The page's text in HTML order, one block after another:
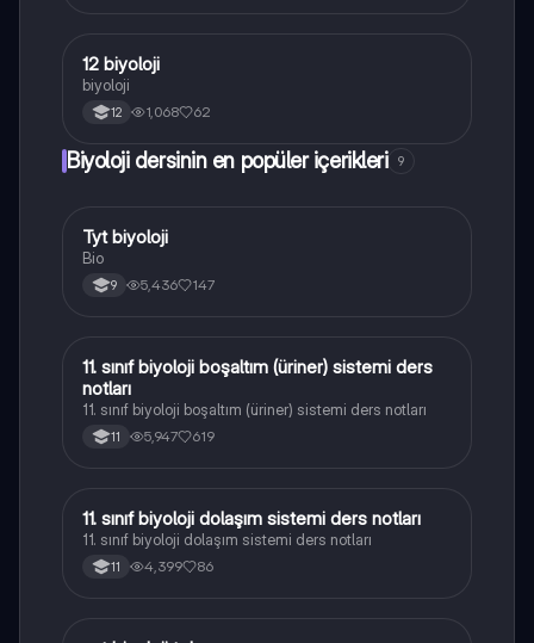
Biyoloji
12 biyoloji
biyoloji
12 1,068 62
Biyoloji dersinin en popüler içerikleri 9
Biyoloji
Tyt biyoloji
Bio
9 5,436 147
Biyoloji
11. sınıf biyoloji boşaltım (üriner) sistemi ders
notları
11. sınıf biyoloji boşaltım (üriner) sistemi ders notları
11 5,947 619
Biyoloji
11. sınıf biyoloji dolaşım sistemi ders notları
11. sınıf biyoloji dolaşım sistemi ders notları
11 4,399 86